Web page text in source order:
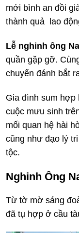
mới bình an đồi
thành quả lao
Lễ nghinh ông
quần gặp gỡ.
chuyến đánh bắt
Gia đình sum hợp
cuộc mưu sinh
mối quan hệ hài
cũng như đạo lý
tộc.
Nghinh Ông
Từ tờ mờ sáng
đã tụ hợp ở cầu